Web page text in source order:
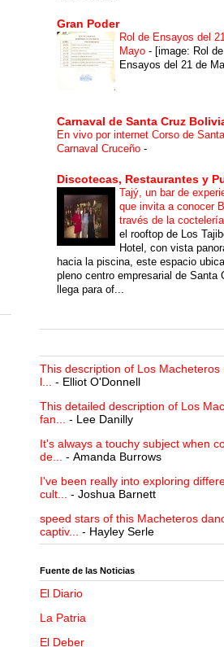
Gran Poder
Rol de Ensayos del
Mayo - [image: Rol de
Ensayos del 21 de
Carnaval de Santa Cruz
En vivo por internet Corso de
Carnaval Cruceño -
Discotecas, Restaurantes y
Tajý, un bar de
que invita a conocer
través de la
el rooftop de Los
Hotel, con vista
hacia la piscina, este espacio
pleno centro empresarial de Santa
llega para of...
This description of Los Macheteros
l...
- Elliot O'Donnell
This detailed description of Los
fan...
- Lee Danilly
It's always a touchy subject when
de...
- Amanda Burrows
I've been really into exploring
cult...
- Joshua Barnett
speed stars of this Macheteros
captiv...
- Hayley Serle
Fuente de las Noticias
El Diario
La Patria
El Deber